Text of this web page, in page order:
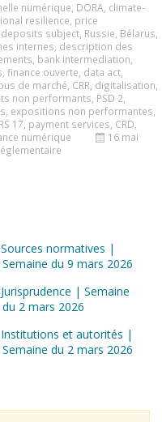
numérique DORA climate-
resilience price
deposits subject Russie Bélarus
internes description des
bank intermediation
finance ouverte data act
de marché CRR digitalisation
non performants PSD 2
expositions non performantes
17 payment services CRD
numérique
16 mai
Sources normatives |
Semaine du 9 mars 2026
Jurisprudence | Semaine
du 2 mars 2026
Institutions et autorités |
Semaine du 2 mars 2026